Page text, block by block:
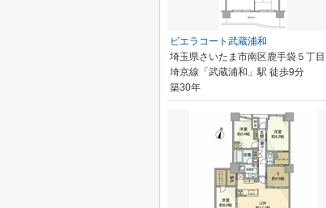
ビエラコート武蔵浦和
埼玉県さいたま市南区鹿手袋５丁目
埼京線「武蔵浦和」駅 徒歩9分
築30年